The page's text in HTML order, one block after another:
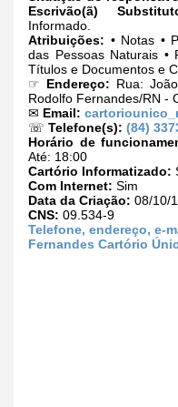
Escrivão(ã)
Informado.
Atribuições: • Notas •
das Pessoas Naturais •
Títulos e Documentos e
☞ Endereço: Rua:
Rodolfo Fernandes/RN -
✉ Email:
☏ Telefone(s): (84)
Horário de
Até: 18:00
Cartório Informatizado:
Com Internet: Sim
Data da Criação: 08/10/
CNS: 09.534-9
Telefone, endereço, e-
Fernandes Cartório